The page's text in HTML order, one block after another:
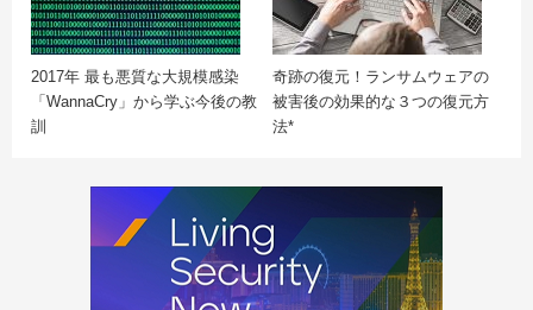
2017年 最も悪質な大規模感染
「WannaCry」から学ぶ今後の教
訓
奇跡の復元！ランサムウェアの
被害後の効果的な３つの復元方
法*